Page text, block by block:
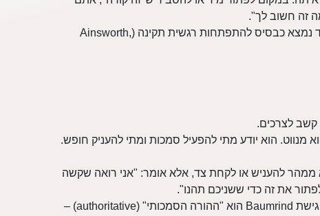
זה חשוב לך".
: קשר רגשי בטוח בין הורה לילד נמצא כבסיס להתפתחות רגשית תקינה (Ainsworth,
קשב לצרכים.
מנווט. הוא יודע מתי להפעיל סמכות ומתי להעניק חופש.
להעניש או לקחת צד, אלא אומר: "אני רואה שקשה
את זה כדי ששניכם תהנו".
: סגנון ההורות האידיאלי על פי גישת Baumrind הוא "ההורה הסמכותי" (authoritative) –